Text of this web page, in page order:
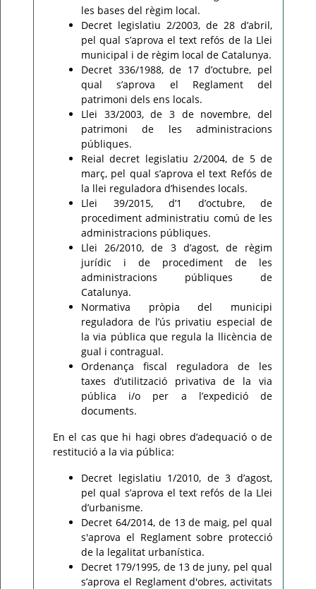
les bases del règim local.
Decret legislatiu 2/2003, de 28 d’abril,
pel qual s’aprova el text refós de la Llei
municipal i de règim local de Catalunya.
Decret 336/1988, de 17 d’octubre, pel
qual s’aprova el Reglament del
patrimoni dels ens locals.
Llei 33/2003, de 3 de novembre, del
patrimoni de les administracions
públiques.
Reial decret legislatiu 2/2004, de 5 de
març, pel qual s’aprova el text Refós de
la llei reguladora d’hisendes locals.
Llei 39/2015, d’1 d’octubre, de
procediment administratiu comú de les
administracions públiques.
Llei 26/2010, de 3 d’agost, de règim
jurídic i de procediment de les
administracions públiques de
Catalunya.
Normativa pròpia del municipi
reguladora de l’ús privatiu especial de
la via pública que regula la llicència de
gual i contragual.
Ordenança fiscal reguladora de les
taxes d’utilització privativa de la via
pública i/o per a l’expedició de
documents.
En el cas que hi hagi obres d’adequació o de
restitució a la via pública:
Decret legislatiu 1/2010, de 3 d’agost,
pel qual s’aprova el text refós de la Llei
d’urbanisme.
Decret 64/2014, de 13 de maig, pel qual
s'aprova el Reglament sobre protecció
de la legalitat urbanística.
Decret 179/1995, de 13 de juny, pel qual
s’aprova el Reglament d'obres, activitats